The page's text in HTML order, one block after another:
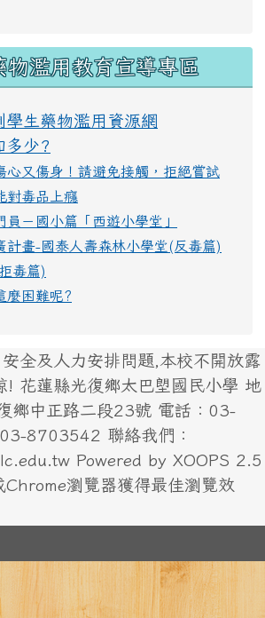
物濫用教育宣導專區
學生藥物濫用資源網
多少?
心又傷身！請避免接觸，拒絕嘗試
對毒品上癮
員－國小篇「西遊小學堂」
計畫-國泰人壽森林小學堂(反毒篇)
毒篇)
麼困難呢?
全及人力安排問題,本校不開放露
! 花蓮縣光復鄉太巴塱國民小學 地
鄉中正路二段23號 電話：03-
8703542 聯絡我們：
Powered by XOOPS 2.5
瀏覽器獲得最佳瀏覽效